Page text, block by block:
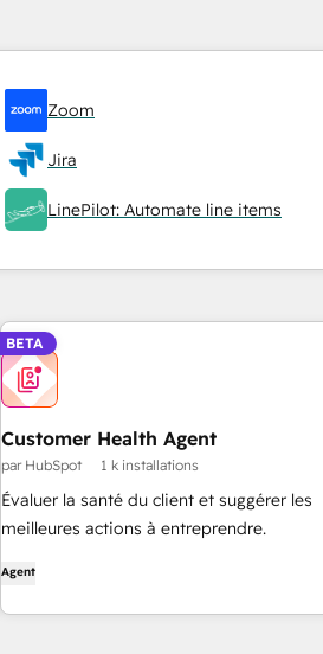
Zoom
Jira
LinePilot: Automate line items
BETA
Customer Health Agent
par HubSpot 1 k installations
Évaluer la santé du client et suggérer les
meilleures actions à entreprendre.
Agent